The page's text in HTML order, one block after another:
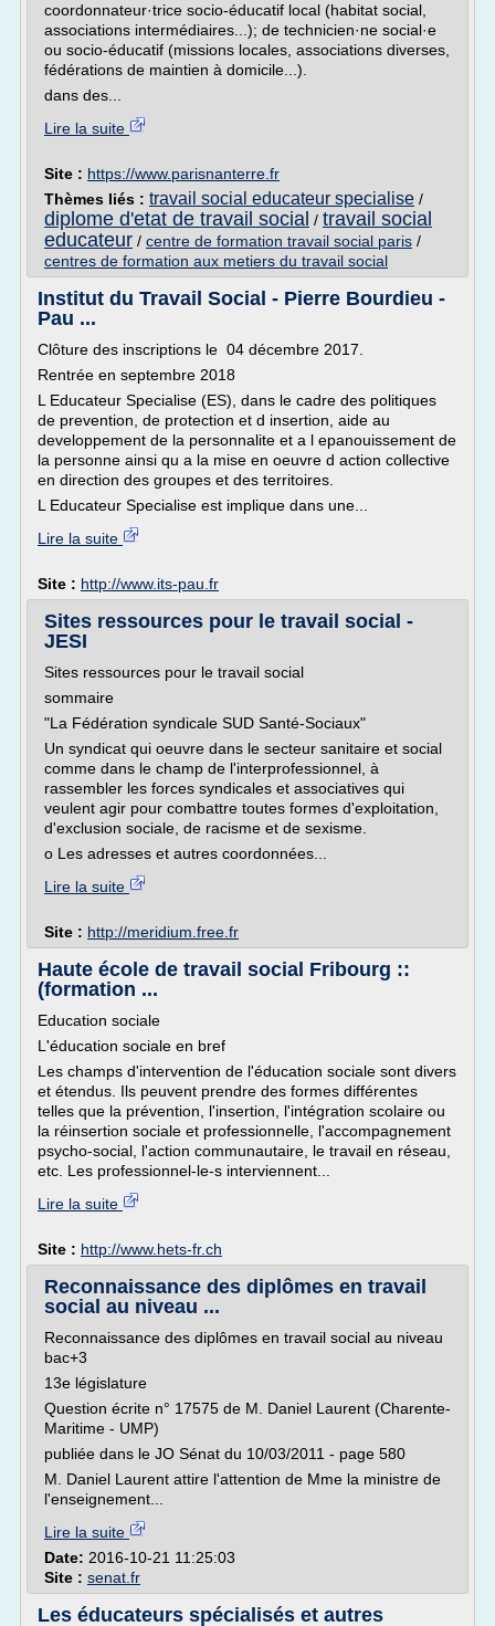
coordonnateur·trice socio-éducatif local (habitat social,
associations intermédiaires...); de technicien·ne social·e
ou socio-éducatif (missions locales, associations diverses,
fédérations de maintien à domicile...).
dans des...
Lire la suite
Site : https://www.parisnanterre.fr
Thèmes liés : travail social educateur specialise /
diplome d'etat de travail social / travail social
educateur / centre de formation travail social paris /
centres de formation aux metiers du travail social
Institut du Travail Social - Pierre Bourdieu -
Pau ...
Clôture des inscriptions le 04 décembre 2017.
Rentrée en septembre 2018
L Educateur Specialise (ES), dans le cadre des politiques
de prevention, de protection et d insertion, aide au
developpement de la personnalite et a l epanouissement de
la personne ainsi qu a la mise en oeuvre d action collective
en direction des groupes et des territoires.
L Educateur Specialise est implique dans une...
Lire la suite
Site : http://www.its-pau.fr
Sites ressources pour le travail social -
JESI
Sites ressources pour le travail social
sommaire
"La Fédération syndicale SUD Santé-Sociaux"
Un syndicat qui oeuvre dans le secteur sanitaire et social
comme dans le champ de l'interprofessionnel, à
rassembler les forces syndicales et associatives qui
veulent agir pour combattre toutes formes d'exploitation,
d'exclusion sociale, de racisme et de sexisme.
o Les adresses et autres coordonnées...
Lire la suite
Site : http://meridium.free.fr
Haute école de travail social Fribourg ::
(formation ...
Education sociale
L'éducation sociale en bref
Les champs d'intervention de l'éducation sociale sont divers
et étendus. Ils peuvent prendre des formes différentes
telles que la prévention, l'insertion, l'intégration scolaire ou
la réinsertion sociale et professionnelle, l'accompagnement
psycho-social, l'action communautaire, le travail en réseau,
etc. Les professionnel-le-s interviennent...
Lire la suite
Site : http://www.hets-fr.ch
Reconnaissance des diplômes en travail
social au niveau ...
Reconnaissance des diplômes en travail social au niveau
bac+3
13e législature
Question écrite n° 17575 de M. Daniel Laurent (Charente-
Maritime - UMP)
publiée dans le JO Sénat du 10/03/2011 - page 580
M. Daniel Laurent attire l'attention de Mme la ministre de
l'enseignement...
Lire la suite
Date: 2016-10-21 11:25:03
Site : senat.fr
Les éducateurs spécialisés et autres